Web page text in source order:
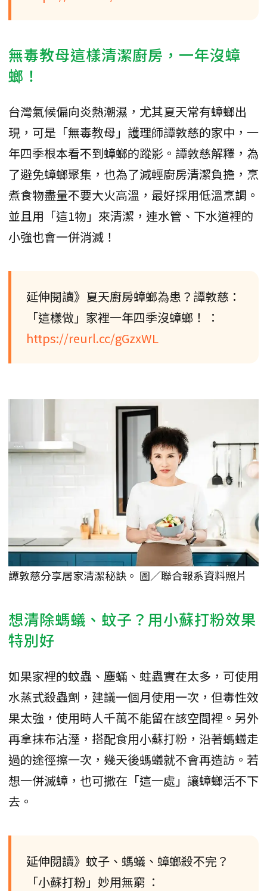
無毒教母這樣清潔廚房，一年沒蟑
螂！
台灣氣候偏向炎熱潮濕，尤其夏天常有蟑螂出
現，可是「無毒教母」護理師譚敦慈的家中，一
年四季根本看不到蟑螂的蹤影。譚敦慈解釋，為
了避免蟑螂聚集，也為了減輕廚房清潔負擔，烹
煮食物盡量不要大火高溫，最好採用低溫烹調。
並且用「這1物」來清潔，連水管、下水道裡的
小強也會一併消滅！
延伸閱讀》夏天廚房蟑螂為患？譚敦慈：
「這樣做」家裡一年四季沒蟑螂！ ：
https://reurl.cc/gGzxWL
譚敦慈分享居家清潔秘訣。 圖／聯合報系資料照片
想清除螞蟻、蚊子？用小蘇打粉效果
特別好
如果家裡的蚊蟲、塵蟎、蛀蟲實在太多，可使用
水蒸式殺蟲劑，建議一個月使用一次，但毒性效
果太強，使用時人千萬不能留在該空間裡。另外
再拿抹布沾溼，搭配食用小蘇打粉，沿著螞蟻走
過的途徑擦一次，幾天後螞蟻就不會再造訪。若
想一併滅蟑，也可撒在「這一處」讓蟑螂活不下
去。
延伸閱讀》蚊子、螞蟻、蟑螂殺不完？
「小蘇打粉」妙用無窮 ：